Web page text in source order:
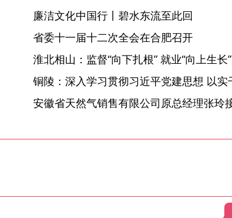
廉洁文化中国行丨碧水东流至此回
省委十一届十二次全会在合肥召开
淮北相山：监督“向下扎根” 就业“向上生长”